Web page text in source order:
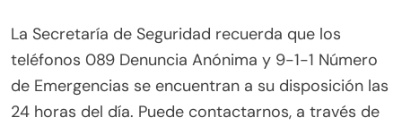
La Secretaría de Seguridad recuerda que los
teléfonos 089 Denuncia Anónima y 9-1-1 Número
de Emergencias se encuentran a su disposición las
24 horas del día. Puede contactarnos, a través de